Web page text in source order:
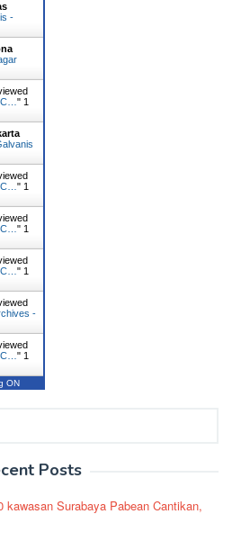
-
" 1
" 1
" 1
" 1
-
" 1
ON
Posts
kawasan Surabaya Pabean Cantikan,